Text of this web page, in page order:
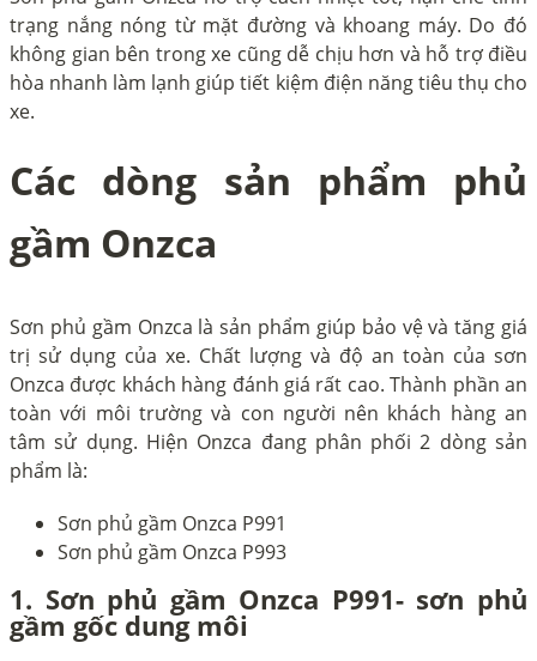
trạng nắng nóng từ mặt đường và khoang máy. Do đó
không gian bên trong xe cũng dễ chịu hơn và hỗ trợ điều
hòa nhanh làm lạnh giúp tiết kiệm điện năng tiêu thụ cho
xe.
Các dòng sản phẩm phủ
gầm Onzca
Sơn phủ gầm Onzca là sản phẩm giúp bảo vệ và tăng giá
trị sử dụng của xe. Chất lượng và độ an toàn của sơn
Onzca được khách hàng đánh giá rất cao. Thành phần an
toàn với môi trường và con người nên khách hàng an
tâm sử dụng. Hiện Onzca đang phân phối 2 dòng sản
phẩm là:
Sơn phủ gầm Onzca P991
Sơn phủ gầm Onzca P993
1. Sơn phủ gầm Onzca P991- sơn phủ
gầm gốc dung môi